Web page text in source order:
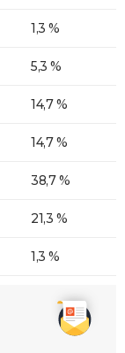
1,3 %
5,3 %
14,7 %
14,7 %
38,7 %
21,3 %
1,3 %